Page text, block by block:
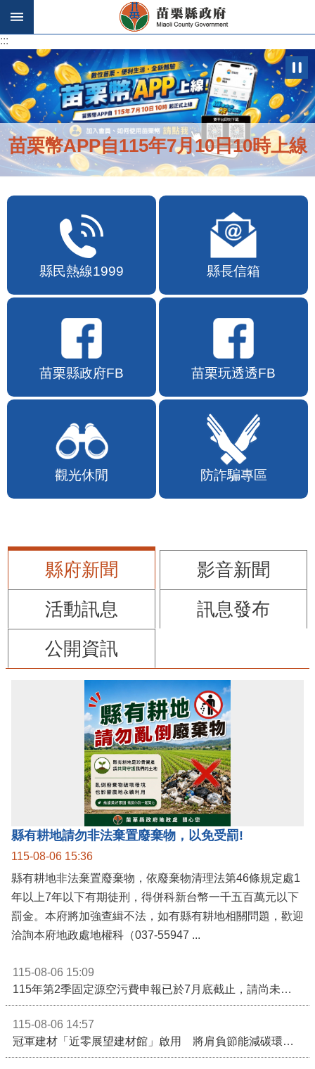
跳到主要內容區塊
:::
苗栗幣APP自115年7月10日10時上線
縣民熱線1999 縣長信箱
苗栗縣政府FB 苗栗玩透透FB
觀光休閒 防詐騙專區
縣府新聞
影音新聞
活動訊息
訊息發布
公開資訊
縣有耕地請勿非法棄置廢棄物，以免受罰!
115-08-06 15:36
縣有耕地非法棄置廢棄物，依廢棄物清理法第46條規定處1
年以上7年以下有期徒刑，得併科新台幣一千五百萬元以下
罰金。本府將加強查緝不法，如有縣有耕地相關問題，歡迎
洽詢本府地政處地權科（037-55947 ...
115-08-06 15:09
115年第2季固定源空污費申報已於7月底截止，請尚未申報公私場所儘速完成申繳，以免面臨滯納金及罰鍰!
115-08-06 14:57
冠軍建材「近零展望建材館」啟用 將肩負節能減碳環境教育重任